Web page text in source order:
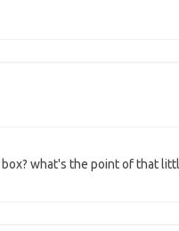
what's the point of that